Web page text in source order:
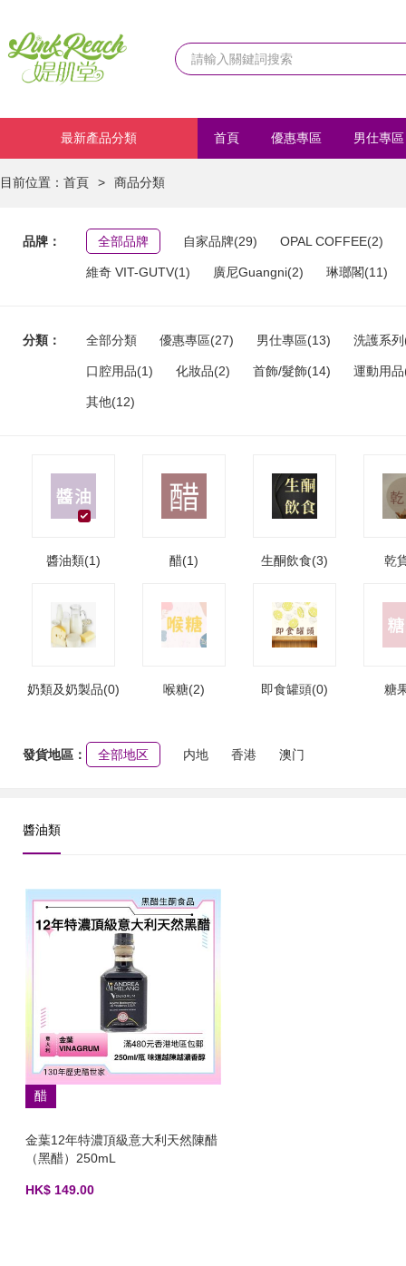
最新產品分類 首頁 優惠專區 男仕專區
目前位置： 首頁 > 商品分類
品牌： 全部品牌 自家品牌(29) OPAL COFFEE(2)
維奇 VIT-GUTV(1) 廣尼Guangni(2) 琳瑯閣(11)
分類： 全部分類 優惠專區(27) 男仕專區(13) 洗護系
口腔用品(1) 化妝品(2) 首飾/髮飾(14) 運動用
其他(12)
醬油類(1) 醋(1) 生酮飲食(3) 乾
奶類及奶製品(0) 喉糖(2) 即食罐頭(0) 糖
發貨地區： 全部地区 内地 香港 澳门
醬油類
醋
金葉12年特濃頂級意大利天然陳醋
（黑醋）250mL
HK$ 149.00